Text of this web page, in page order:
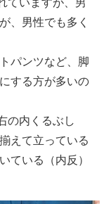
、男性でも多く
パンツなど、脚
する方が多いの
の内くるぶし
えて立っている
ている（内反）